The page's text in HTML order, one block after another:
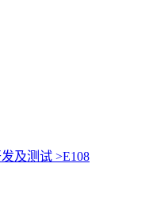
及测试 >E108